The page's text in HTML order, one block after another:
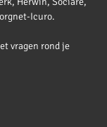
Icuro.
vragen rond je